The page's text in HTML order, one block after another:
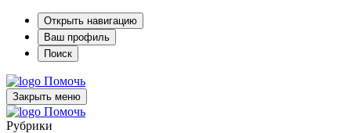
Открыть навигацию
Ваш профиль
Поиск
Помочь
Закрыть меню
Помочь
Рубрики